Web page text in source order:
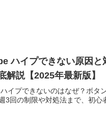
ハイプできない原因と
解説【2025年最新版】
イプできないのはなぜ？ボタ
3回の制限や対処法まで、初心